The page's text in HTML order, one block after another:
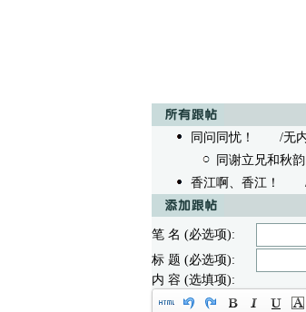
同问同忧！
/无内
同谢立兄和秋韵
香江啊、香江！
/无
笔 名 (必选项):
标 题 (必选项):
内 容 (选填项):